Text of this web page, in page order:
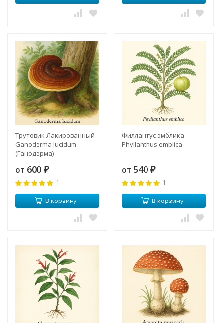
Трутовик Лакированный -
Ganoderma lucidum
(Ганодерма)
от 600 ₽
1
В корзину
Филлантус эмблика -
Phyllanthus emblica
от 540 ₽
1
В корзину